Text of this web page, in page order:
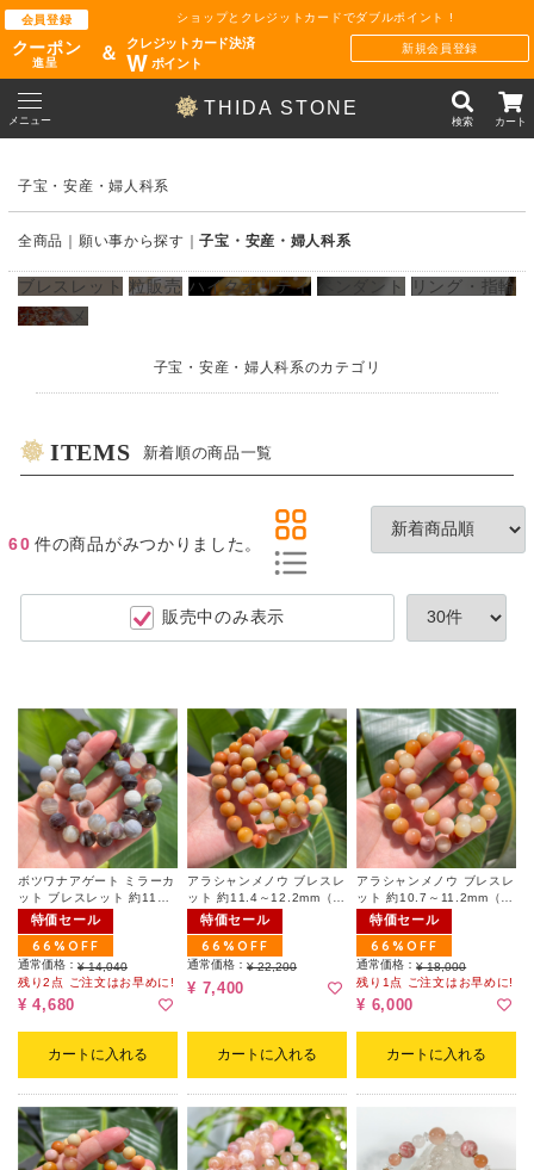
会員登録
クーポン
進呈
ショップとクレジットカードでダブルポイント !
＆
クレジットカード決済
Wポイント
新規会員登録
THIDA STONE
メニュー 検索 カート
子宝・安産・婦人科系
全商品 願い事から探す 子宝・安産・婦人科系
ブレスレット 粒販売 ハイクオリティ ペンダント
リング・指輪
オススメ
子宝・安産・婦人科系のカテゴリ
ITEMS 新着順の商品一覧
60 件の商品がみつかりました。
販売中のみ表示
ボツワナアゲート ミラーカ
ット ブレスレット 約11～
12mm（ランダム）
特価セール
66%OFF
通常価格： ¥ 14,040
残り2点 ご注文はお早めに!
¥ 4,680
カートに入れる
アラシャンメノウ ブレスレ
ット 約11.4～12.2mm（ラ
ンダム）
特価セール
66%OFF
通常価格：¥ 22,200
¥ 7,400
カートに入れる
アラシャンメノウ ブレスレ
ット 約10.7～11.2mm（ラ
ンダム）
特価セール
66%OFF
通常価格：¥ 18,000
残り1点 ご注文はお早めに!
¥ 6,000
カートに入れる